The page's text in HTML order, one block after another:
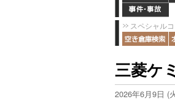
スペシャル
三菱ケ
2026年6月9日 (